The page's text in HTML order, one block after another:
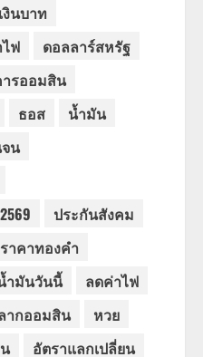
งินบาท
ฟ
ดอลลาร์สหรัฐ
รออมสิน
ธอส
น้ำมัน
น
ประกันสังคม
ราคาทองคำ
ำมันวันนี้
ลดค่าไฟ
ากออมสิน
หวย
อัตราแลกเปลี่ยน